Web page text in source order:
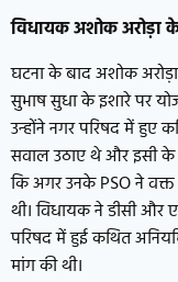
विधायक अशोक अरोड़ा के
घटना के बाद अशोक
सुभाष सुधा के इशारे पर
उन्होंने नगर परिषद में हुए
सवाल उठाए थे और इसी के
कि अगर उनके PSO ने वक्त
थी। विधायक ने डीसी और
परिषद में हुई कथित
मांग की थी।